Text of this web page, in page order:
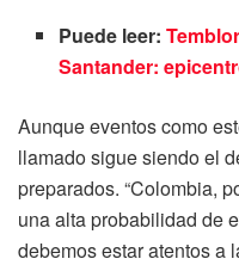
Puede leer:
Santander:
Aunque eventos como
llamado sigue siendo el
preparados. “Colombia,
una alta probabilidad de
debemos estar atentos a